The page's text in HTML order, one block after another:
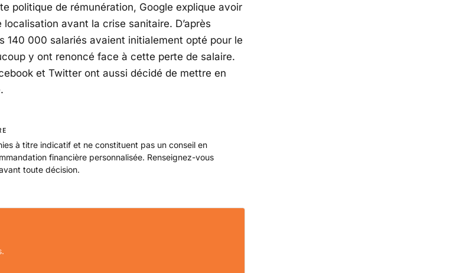
politique de rémunération, Google explique avoir
avant la crise sanitaire. D’après
140 000 salariés avaient initialement opté pour le
y ont renoncé face à cette perte de salaire.
et Twitter ont aussi décidé de mettre en
à titre indicatif et ne constituent pas un conseil en
financière personnalisée. Renseignez-vous
toute décision.